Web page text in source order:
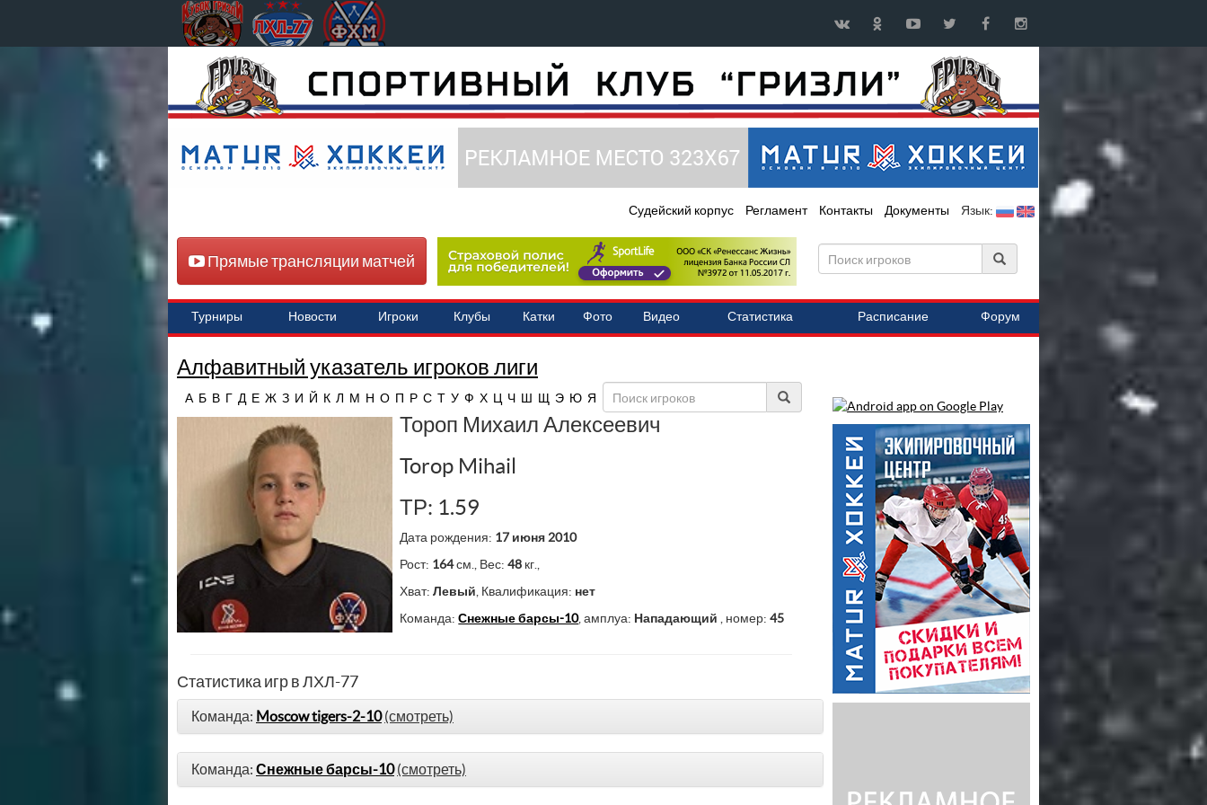
Судейский корпус Регламент Контакты Документы Язык:
Прямые трансляции матчей
Турниры Новости Игроки Клубы Катки Фото Видео Статистика Расписание Форум
Алфавитный указатель игроков лиги
А Б В Г Д Е Ж З И Й К Л М Н О П Р С Т У Ф Х Ц Ч Ш Щ Э Ю Я
Тороп Михаил Алексеевич
Torop Mihail
ТР: 1.59
Дата рождения: 17 июня 2010
Рост: 164см., Вес:48 кг.,
Хват:Левый , Квалификация: нет
Команда:Снежные барсы-10, амплуа: Нападающий , номер:45
Статистика игр в ЛХЛ-77
Команда: Moscow tigers-2-10 (смотреть)
Команда: Снежные барсы-10 (смотреть)